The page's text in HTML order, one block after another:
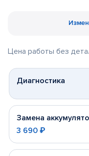
Цена работы без
Диагностика
Замена
3 690 ₽